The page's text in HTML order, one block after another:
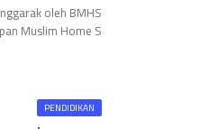
oleh BMHS
Muslim Home S…
PENDIDIKAN